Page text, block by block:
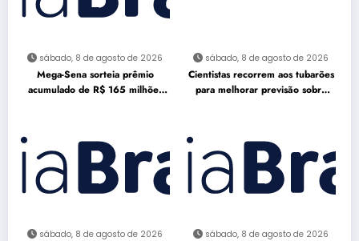
sábado, 8 de agosto de 2026
Mega-Sena sorteia prêmio
acumulado de R$ 165 milhões
sábado, 8 de agosto de 2026
Cientistas recorrem aos tubarões
para melhorar previsão sobre
sábado, 8 de agosto de 2026 sábado, 8 de agosto de 2026